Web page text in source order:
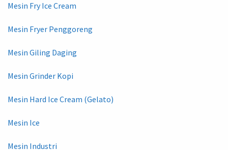
Mesin Fry Ice Cream
Mesin Fryer Penggoreng
Mesin Giling Daging
Mesin Grinder Kopi
Mesin Hard Ice Cream (Gelato)
Mesin Ice
Mesin Industri